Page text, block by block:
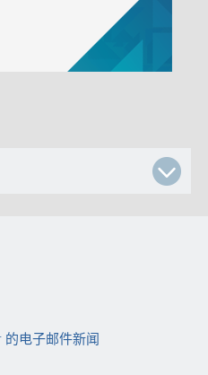
电子邮件新闻